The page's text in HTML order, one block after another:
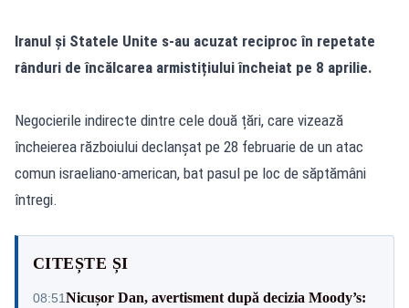
Iranul și Statele Unite s-au acuzat reciproc în repetate
rânduri de încălcarea armistițiului încheiat pe 8 aprilie.
Negocierile indirecte dintre cele două țări, care vizează
încheierea războiului declanșat pe 28 februarie de un atac
comun israeliano-american, bat pasul pe loc de săptămâni
întregi.
CITEȘTE ȘI
08:51Nicușor Dan, avertisment după decizia Moody’s: